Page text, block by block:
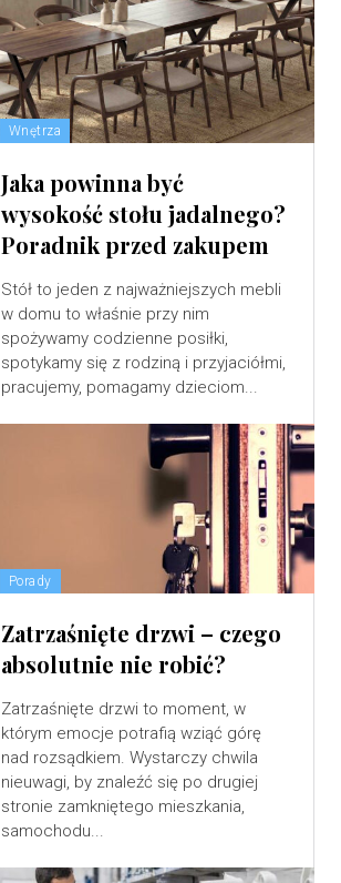
Wnętrza
Jaka powinna być
wysokość stołu jadalnego?
Poradnik przed zakupem
Stół to jeden z najważniejszych mebli
w domu to właśnie przy nim
spożywamy codzienne posiłki,
spotykamy się z rodziną i przyjaciółmi,
pracujemy, pomagamy dzieciom...
Porady
Zatrzaśnięte drzwi – czego
absolutnie nie robić?
Zatrzaśnięte drzwi to moment, w
którym emocje potrafią wziąć górę
nad rozsądkiem. Wystarczy chwila
nieuwagi, by znaleźć się po drugiej
stronie zamkniętego mieszkania,
samochodu...